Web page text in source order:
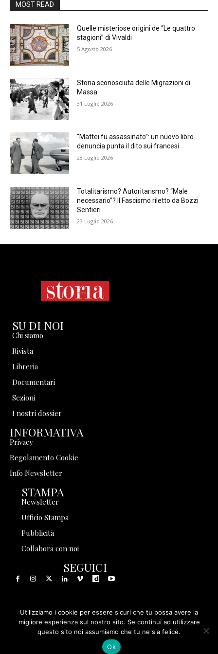
MOST READ
Quelle misteriose origini de “Le quattro
stagioni” di Vivaldi
5 Agosto 2026
Storia sconosciuta delle Migrazioni di
Massa
31 Luglio 2026
“Mattei fu assassinato”: un nuovo libro-
denuncia punta il dito sui francesi
28 Luglio 2026
Totalitarismo? Autoritarismo? “Male
necessario”? Il Fascismo riletto da Bozzi
Sentieri
23 Luglio 2026
SU DI NOI
Chi siamo
Rivista
Libreria
Documentari
Sezioni
I nostri dossier
INFORMATIVA
Privacy
Regolamento Cookie
Info Newsletter
STAMPA
Newsletter
Ufficio Stampa
Pubblicità
Collabora con noi
SEGUICI
© 1999 - 2025 Storia in Rete Srl - Tutti i diritti riservati - P.
IVA 08570971005
Utilizziamo i cookie per essere sicuri che tu possa avere la
migliore esperienza sul nostro sito. Se continui ad utilizzare
questo sito noi assumiamo che tu ne sia felice.
Ok